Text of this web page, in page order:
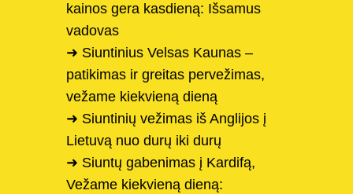
kainos gera kasdieną: Išsamus
vadovas
➜ Siuntinius Velsas Kaunas –
patikimas ir greitas pervežimas,
vežame kiekvieną dieną
➜ Siuntinių vežimas iš Anglijos į
Lietuvą nuo durų iki durų
➜ Siuntų gabenimas į Kardifą,
Vežame kiekvieną dieną: